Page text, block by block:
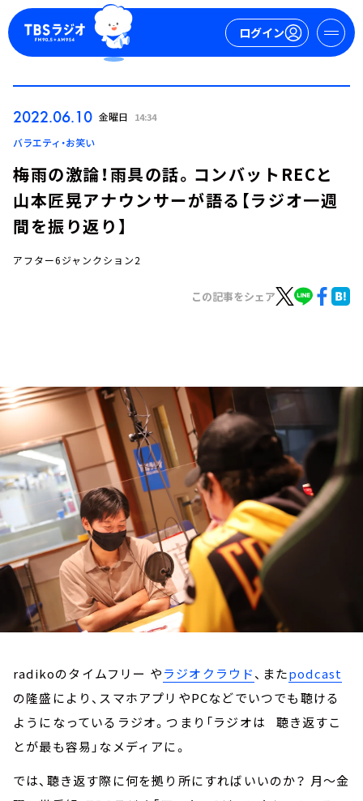
ログイン
ログイン
イベント・グッズ
YouTube
会社情報
2022.06.10 金曜日 14:34
バラエティ・お笑い
梅雨の激論！雨具の話。コンバットRECと
山本匠晃アナウンサーが語る【ラジオ一週
間を振り返り】
アフター6ジャンクション2
この記事をシェア
radikoのタイムフリー やラジオクラウド、またpodcast
の隆盛により、スマホアプリやPCなどでいつでも聴ける
ようになっているラジオ。つまり「ラジオは 聴き返すこ
とが最も容易」なメディアに。
では、聴き返す際に何を拠り所にすればいいのか？ 月～金